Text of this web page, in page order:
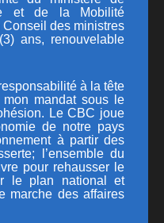
et de la Mobilité
Conseil des ministres
ans, renouvelable
à la tête
mandat sous le
Le CBC joue
de notre pays
à partir des
l’ensemble du
pour rehausser le
le plan national et
marche des affaires